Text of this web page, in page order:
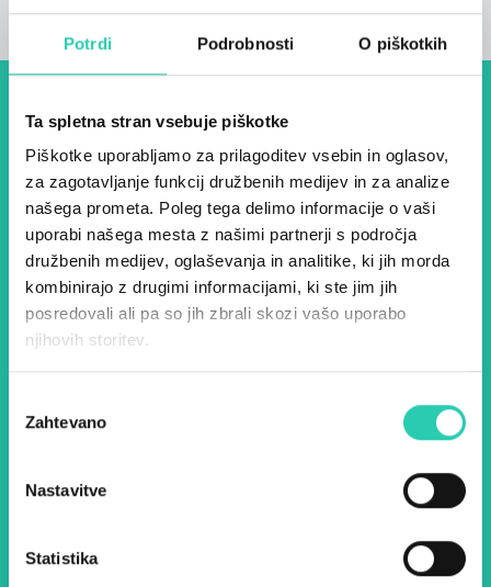
Potrdi Podrobnosti O piškotkih
Ta spletna stran vsebuje piškotke
Piškotke uporabljamo za prilagoditev vsebin in oglasov,
za zagotavljanje funkcij družbenih medijev in za analize
našega prometa. Poleg tega delimo informacije o vaši
uporabi našega mesta z našimi partnerji s področja
družbenih medijev, oglaševanja in analitike, ki jih morda
kombinirajo z drugimi informacijami, ki ste jim jih
posredovali ali pa so jih zbrali skozi vašo uporabo
njihovih storitev.
soglasja
Zahtevano
Nastavitve
Statistika
Dogodki, članki in zgodbe iz
evropske prestolnice kulture
– prijavite se na naš novičnik
in ostanite na tekočem z
našimi aktivnostmi.
Ime *
E-pošta *
Z uporabo tega obrazca potrjujem, da sem